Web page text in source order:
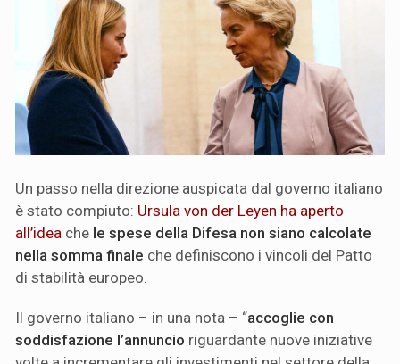
Un passo nella direzione auspicata dal governo italiano
è stato compiuto: Ursula von der Leyen ha aperto
all’idea che le spese della Difesa non siano calcolate
nella somma finale che definiscono i vincoli del Patto
di stabilità europeo.
Il governo italiano – in una nota – “accoglie con
soddisfazione l’annuncio riguardante nuove iniziative